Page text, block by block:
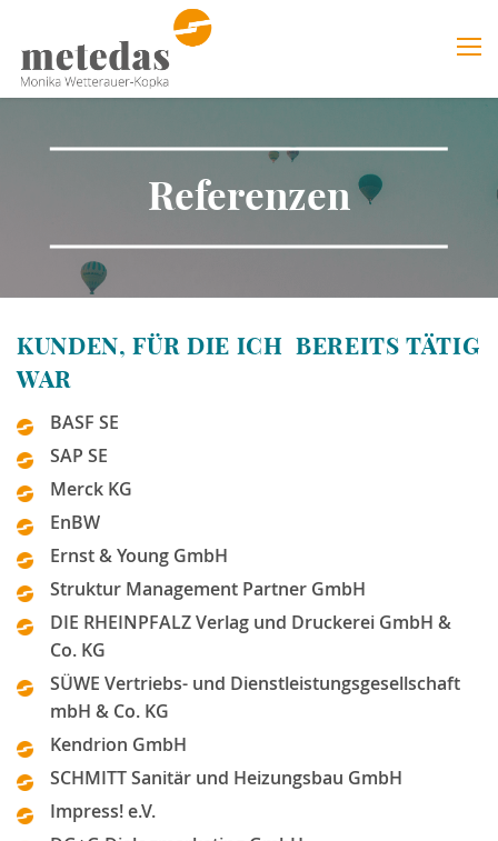
Kundenstimmen
Referenzen
KUNDEN, FÜR DIE ICH
BEREITS TÄTIG
WAR
BASF SE
SAP SE
Merck KG
EnBW
Ernst & Young GmbH
Struktur Management Partner GmbH
DIE RHEINPFALZ Verlag und Druckerei GmbH &
Co. KG
SÜWE Vertriebs- und Dienstleistungsgesellschaft
mbH & Co. KG
Kendrion GmbH
SCHMITT Sanitär und Heizungsbau GmbH
Impress! e.V.